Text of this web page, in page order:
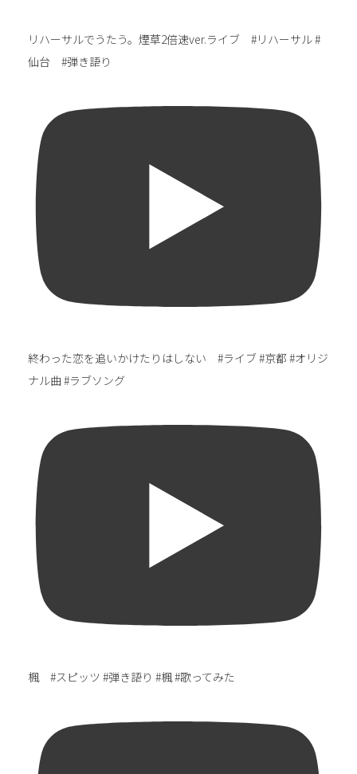
リハーサルでうたう。煙草2倍速ver.ライブ #リハーサル #
仙台 #弾き語り
終わった恋を追いかけたりはしない #ライブ #京都 #オリジ
ナル曲 #ラブソング
楓 #スピッツ #弾き語り #楓 #歌ってみた